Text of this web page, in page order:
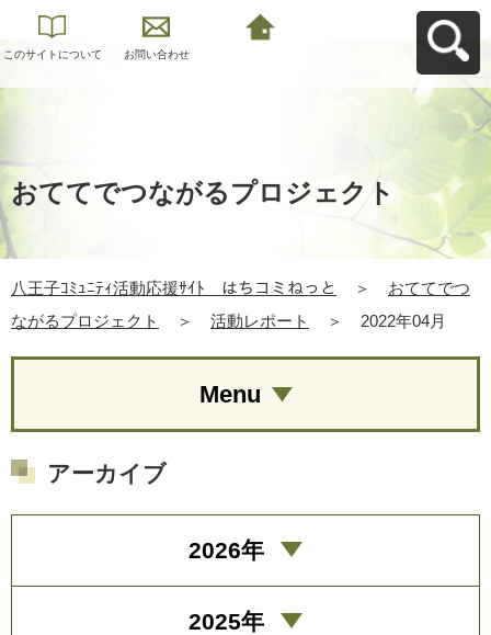
このサイトについて お問い合わせ
おててでつながるプロジェクト
八王子ｺﾐｭﾆﾃｨ活動応援ｻｲﾄ はちコミねっと ＞
おててでつ
ながるプロジェクト
＞ 活動レポート ＞ 2022年04月
Menu
アーカイブ
2026年
2025年